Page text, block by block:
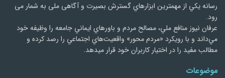
رسانه يكي از مهمترین ابزارهاي گسترش بصیرت و آگاهی ملی به شمار می
رود.
عرفان نیوز منافع ملي، مصالح مردم و باورهاي ايماني جامعه را وظيفه خود
مي‌داند و با رويكرد «مردم‌ محور» واقعيت‌هاي اجتماعي را رصد کرده و
مطالب مفید را در اختیار کاربران خود قرار میدهد.
موضوعات